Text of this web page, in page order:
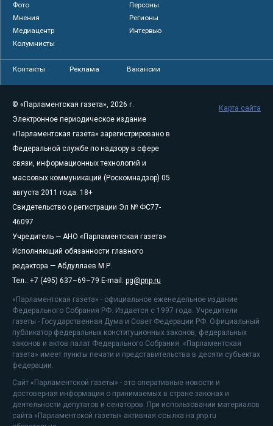
Фото
Персоны
Мнения
Регионы
Медиацентр
Интервью
Колумнисты
Контакты Реклама Вакансии
© «Парламентская газета», 2026 г.
Электронное периодическое издание
«Парламентская газета» зарегистрировано в
Федеральной службе по надзору в сфере
связи, информационных технологий и
массовых коммуникаций (Роскомнадзор) 05
августа 2011 года. 18+
Свидетельство о регистрации Эл № ФС77-
46097
Учредитель — АНО «Парламентская газета»
Исполняющий обязанности главного
редактора — Абдуллаев М.Р.
Тел.: +7 (495) 637–69–79 E-mail: pg@pnp.ru
«Парламентская газета» - официальное еженедельное издание
Федерального Собрания РФ. Издается с 1997 года. Учредители
газеты - Государственная Дума и Совет Федерации РФ. Официальный
публикатор федеральных конституционных законов, федеральных
законов и актов палат Федерального Собрания. «Парламентская
газета» имеет пункты печати и представительства в десяти субъектах
федерации.
Сайт «Парламентской газеты» - это оперативные новости и
достоверная информация о принимаемых в стране законах и
деятельности депутатов и сенаторов. При использовании материалов
сайта «Парламентской газеты» активная ссылка на pnp.ru
Карта сайта